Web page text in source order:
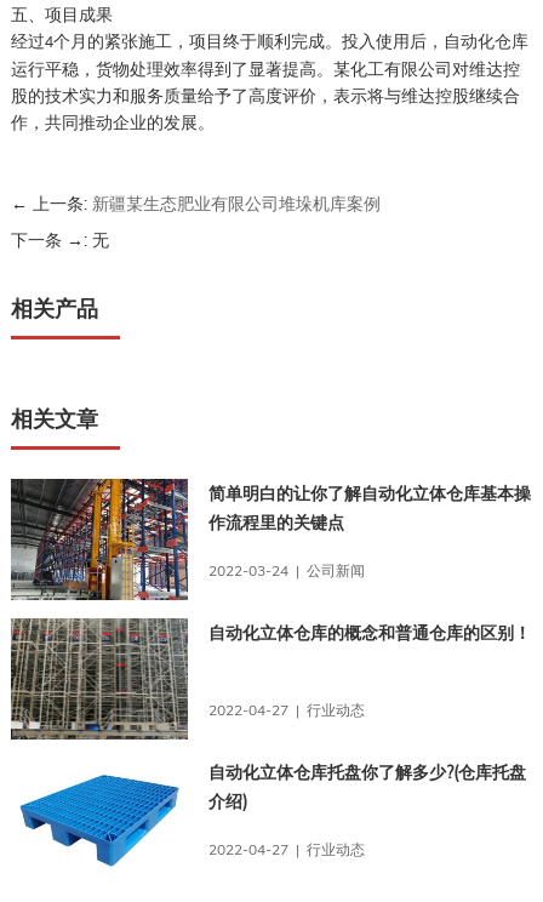
五、项目成果
经过4个月 的紧张施工，项目终于顺利完成。投入使用后，自动化仓库
运行平稳，货物处理效率得到了显著提高。某化工有限公司对维达控
股的技术实力和服务质量给予了高度评价，表示将与维达控股继续合
作，共同推动企业的发展。
← 上一条: 新疆某生态肥业有限公司堆垛机库案例
下一条 →: 无
相关产品
相关文章
简单明白的让你了解自动化立体仓库基本操
作流程里的关键点
2022-03-24 | 公司新闻
自动化立体仓库的概念和普通仓库的区别！
2022-04-27 | 行业动态
自动化立体仓库托盘你了解多少?(仓库托盘
介绍)
2022-04-27 | 行业动态